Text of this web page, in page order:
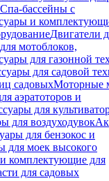
Спа-бассейны с
и
Двигатели
мотоблоков,
для газонной
для садовой
садовыхМоторные
аэратоторов и
для
для воздуходувок
для бензокос и
для моек высокого
комплектующие для
для садовых